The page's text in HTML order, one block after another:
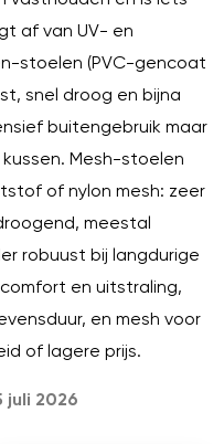
af van UV- en
stoelen (PVC-gencoat
snel droog en bijna
buitengebruik maar
Mesh-stoelen
of nylon mesh: zeer
meestal
robuust bij langdurige
en uitstraling,
en mesh voor
of lagere prijs.
juli 2026